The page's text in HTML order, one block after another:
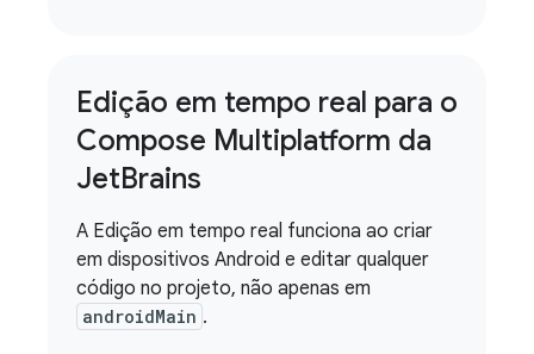
Edição em tempo real para o
Compose Multiplatform da
JetBrains
A Edição em tempo real funciona ao criar
em dispositivos Android e editar qualquer
código no projeto, não apenas em
androidMain .